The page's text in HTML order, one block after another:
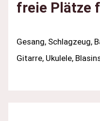
freie Plätze
Gesang, Schlagzeug,
Gitarre, Ukulele,